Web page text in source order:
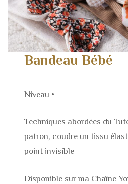
Bandeau Bébé
Niveau •
Techniques abordées du
patron, coudre un tissu
point invisible
Disponible sur ma Chaîne